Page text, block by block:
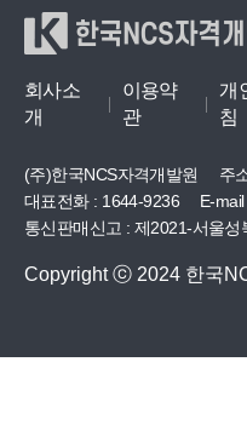
한국NCS자격개
회사소
개
이용약
관
개
침
(주)한국NCS자격개발원 주
대표전화 : 1644-9236
E-
통신판매신고 : 제2021-서울성
Copyright ⓒ 2024 한국